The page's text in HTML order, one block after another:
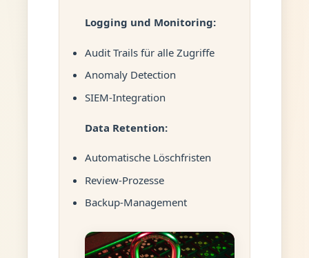
Logging und Monitoring:
Audit Trails für alle Zugriffe
Anomaly Detection
SIEM-Integration
Data Retention:
Automatische Löschfristen
Review-Prozesse
Backup-Management